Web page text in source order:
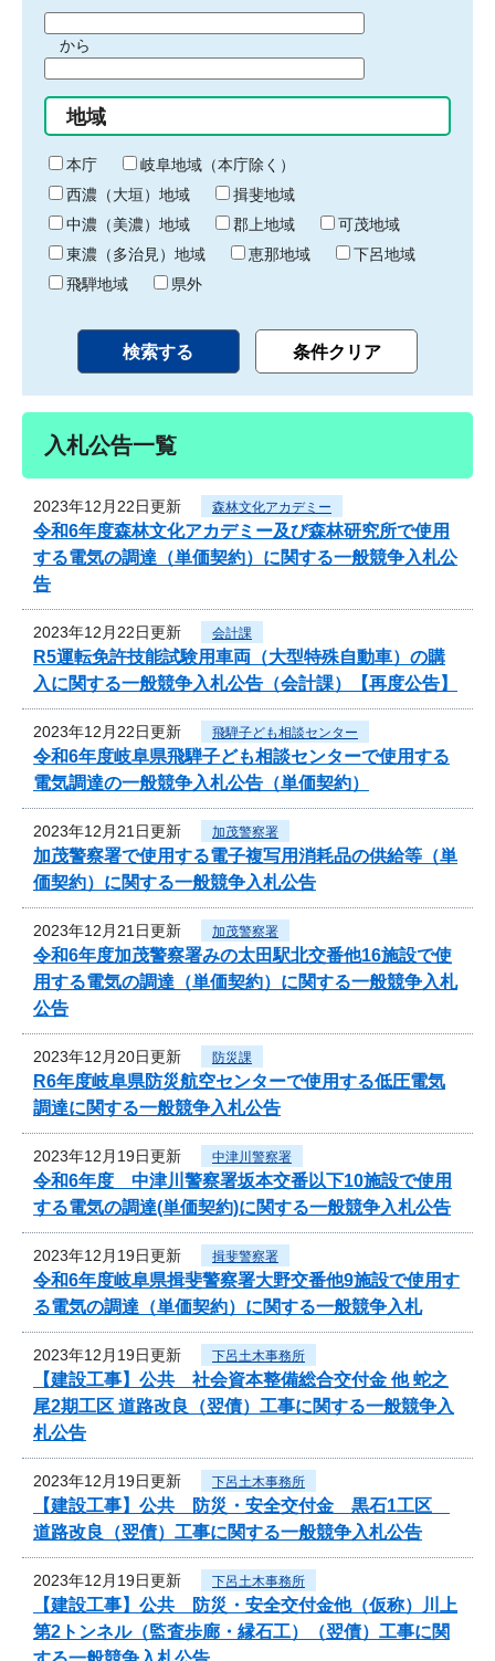
間
始
り
から
間
終
わ
り
地域
本庁
岐阜地域（本庁除く）
西濃（大垣）地域
揖斐地域
中濃（美濃）地域
郡上地域
可茂地域
東濃（多治見）地域
恵那地域
下呂地域
飛騨地域
県外
入札公告一覧
2023年12月22日更新 森林文化アカデミー
令和6年度森林文化アカデミー及び森林研究所で使用
する電気の調達（単価契約）に関する一般競争入札公
告
2023年12月22日更新 会計課
R5運転免許技能試験用車両（大型特殊自動車）の購
入に関する一般競争入札公告（会計課）【再度公告】
2023年12月22日更新 飛騨子ども相談センター
令和6年度岐阜県飛騨子ども相談センターで使用する
電気調達の一般競争入札公告（単価契約）
2023年12月21日更新 加茂警察署
加茂警察署で使用する電子複写用消耗品の供給等（単
価契約）に関する一般競争入札公告
2023年12月21日更新 加茂警察署
令和6年度加茂警察署みの太田駅北交番他16施設で使
用する電気の調達（単価契約）に関する一般競争入札
公告
2023年12月20日更新 防災課
R6年度岐阜県防災航空センターで使用する低圧電気
調達に関する一般競争入札公告
2023年12月19日更新 中津川警察署
令和6年度 中津川警察署坂本交番以下10施設で使用
する電気の調達(単価契約)に関する一般競争入札公告
2023年12月19日更新 揖斐警察署
令和6年度岐阜県揖斐警察署大野交番他9施設で使用す
る電気の調達（単価契約）に関する一般競争入札
2023年12月19日更新 下呂土木事務所
【建設工事】公共 社会資本整備総合交付金 他 蛇之
尾2期工区 道路改良（翌債）工事に関する一般競争入
札公告
2023年12月19日更新 下呂土木事務所
【建設工事】公共 防災・安全交付金 黒石1工区
道路改良（翌債）工事に関する一般競争入札公告
2023年12月19日更新 下呂土木事務所
【建設工事】公共 防災・安全交付金他（仮称）川上
第2トンネル（監査歩廊・縁石工）（翌債）工事に関